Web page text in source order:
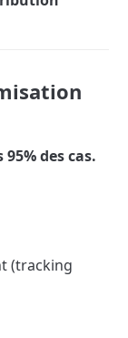
des cas.
(tracking